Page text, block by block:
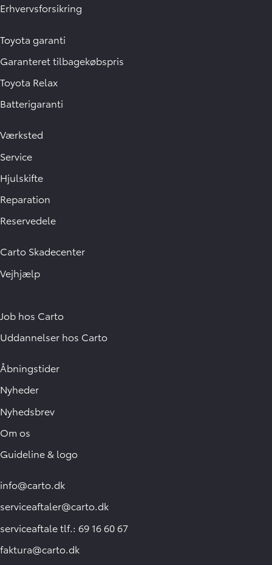
Erhvervsforsikring
Toyota garanti
Garanteret tilbagekøbspris
Toyota Relax
Batterigaranti
Værksted
Service
Hjulskifte
Reparation
Reservedele
Carto Skadecenter
Vejhjælp
Job hos Carto
Uddannelser hos Carto
Åbningstider
Nyheder
Nyhedsbrev
Om os
Guideline & logo
info@carto.dk
serviceaftaler@carto.dk
serviceaftale tlf.: 69 16 60 67
faktura@carto.dk